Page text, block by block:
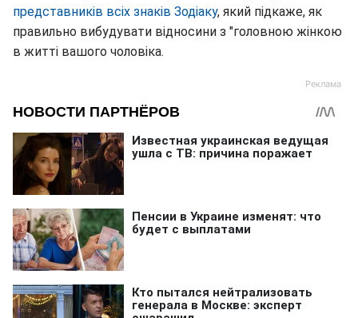
представників всіх знаків Зодіаку, який підкаже, як
правильно вибудувати відносини з "головною жінкою
в житті вашого чоловіка.